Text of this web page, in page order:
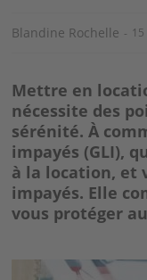
Blandine Rochelle
Mettre en
nécessite des
sérénité. À
impayés (GLI),
à la location, et
impayés. Elle
vous protéger